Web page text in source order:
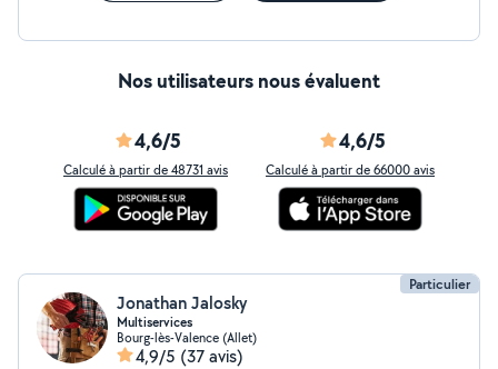
Nos utilisateurs nous évaluent
4,6/5
Calculé à partir de 48731 avis
4,6/5
Calculé à partir de 66000 avis
Particulier
Jonathan Jalosky
Multiservices
Bourg-lès-Valence (Allet)
4,9/5 (37 avis)